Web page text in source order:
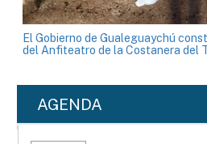
El Gobierno de Gualeguaychú
del Anfiteatro de la Costanera del
AGENDA